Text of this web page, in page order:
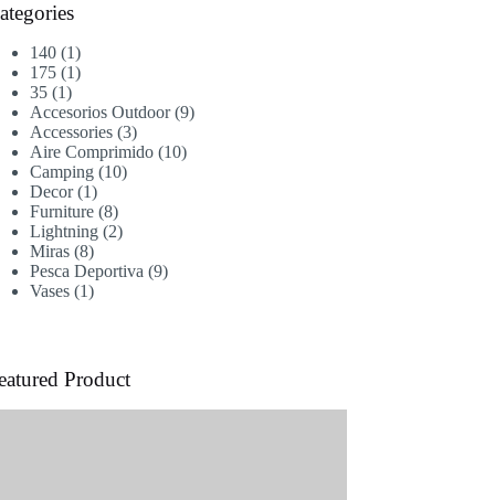
140 11
producto
175 11
35 11
producto
Accesorios Outdoor 99
Accessories 33
productos
Aire Comprimido 1010
Camping 1010
Decor 11
producto
Furniture 88
productos
Lightning 22
Miras 88
productos
Pesca Deportiva 99
Vases 11
Product